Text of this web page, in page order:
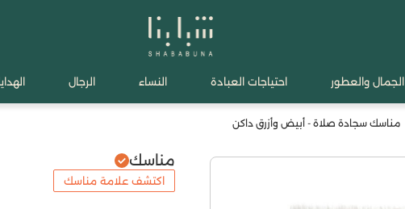
الجمال والعطور احتياجات العبادة النساء الرجال
مناسك سجادة صلاة - أبيض وأزرق داكن
مناسك
اكتشف علامة مناسك